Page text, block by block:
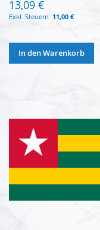
13,09 €
11,00 €
In den Warenkorb